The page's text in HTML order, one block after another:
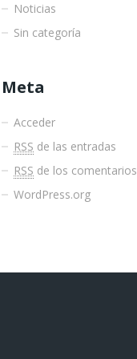
Noticias
Sin categoría
Meta
Acceder
RSS de las entradas
RSS de los comentarios
WordPress.org